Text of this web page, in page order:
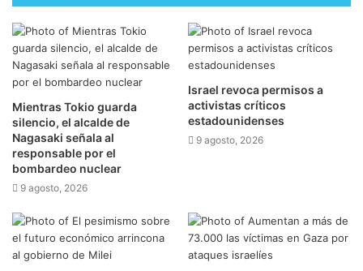
Mientras Tokio guarda
silencio, el alcalde de
Nagasaki señala al
responsable por el
bombardeo nuclear
9 agosto, 2026
Israel revoca permisos a
activistas críticos
estadounidenses
9 agosto, 2026